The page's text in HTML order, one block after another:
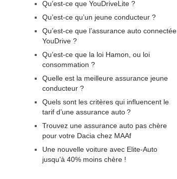
Qu’est-ce que YouDriveLite ?
Qu’est-ce qu’un jeune conducteur ?
Qu’est-ce que l’assurance auto connectée
YouDrive ?
Qu’est-ce que la loi Hamon, ou loi
consommation ?
Quelle est la meilleure assurance jeune
conducteur ?
Quels sont les critères qui influencent le
tarif d’une assurance auto ?
Trouvez une assurance auto pas chère
pour votre Dacia chez MAAf
Une nouvelle voiture avec Elite-Auto
jusqu’à 40% moins chère !